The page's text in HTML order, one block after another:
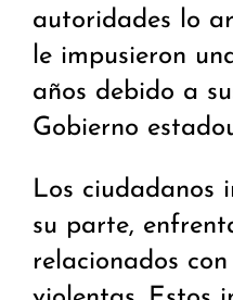
autoridades lo
le impusieron
años debido a
Gobierno
Los ciudadanos
su parte,
relacionados